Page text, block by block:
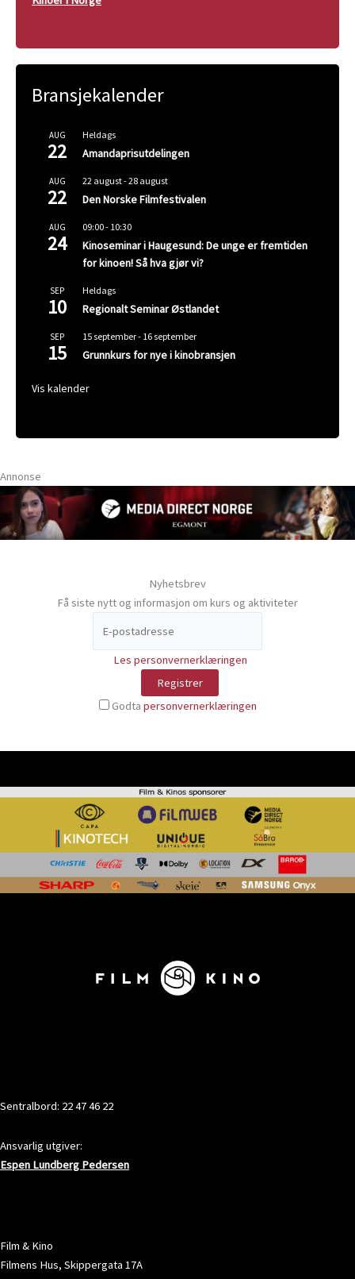
Bransjekalender
AUG
22
Heldags
Amandaprisutdelingen
AUG
22
22 august-28 august
Den Norske Filmfestivalen
AUG
24
09:00- 10:30
Kinoseminar i Haugesund: De unge er fremtiden
for kinoen! Så hva gjør vi?
SEP
10
Heldags
Regionalt Seminar Østlandet
SEP
15
15 september- 16 september
Grunnkurs for nye i kinobransjen
Vis kalender
Annonse
Nyhetsbrev
Få siste nytt og informasjon om kurs og aktiviteter
Les personvernerklæringen
Godta personvernerklæringen
Sentralbord: 22 47 46 22
Ansvarlig utgiver:
Espen Lundberg Pedersen
Film & Kino
Filmens Hus, Skippergata 17A